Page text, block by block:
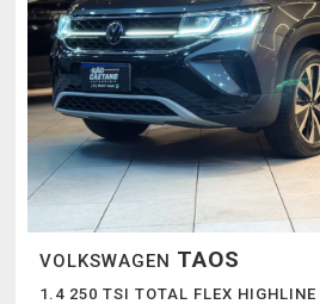
VOLKSWAGEN TAOS
1.4 250 TSI TOTAL FLEX